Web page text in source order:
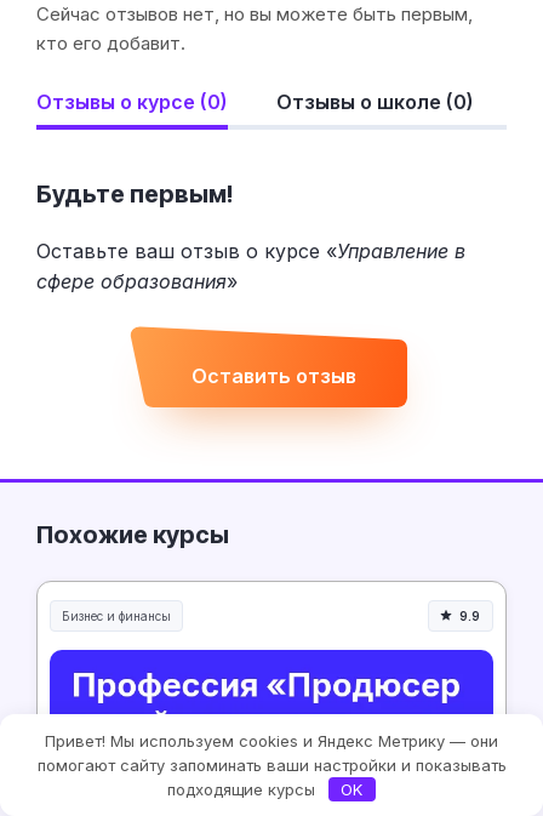
Сейчас отзывов нет, но вы можете быть первым,
кто его добавит.
Отзывы о курсе (0) Отзывы о школе (0)
Будьте первым!
Оставьте ваш отзыв о курсе «Управление в
сфере образования»
Оставить отзыв
Похожие курсы
Бизнес и финансы 9.9
Привет! Мы используем cookies и Яндекс Метрику — они
помогают сайту запоминать ваши настройки и показывать
подходящие курсы
OK